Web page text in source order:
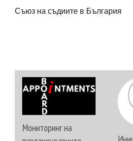
Съюз на съдиите в България
Мониторинг на